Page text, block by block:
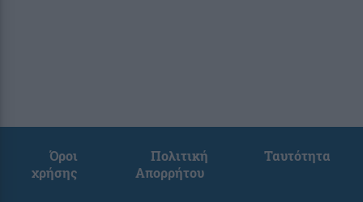
Όροι
χρήσης
Πολιτική
Απορρήτου
Ταυτότητα